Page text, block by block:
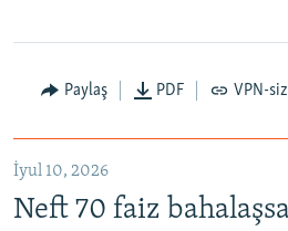
Paylaş PDF VPN-
İyul 10, 2026
Neft 70 faiz